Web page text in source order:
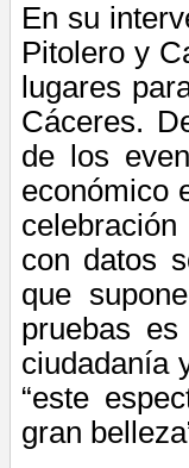
En su
Pitolero y
lugares
Cáceres.
de los
económico
con datos
que
pruebas
ciudadanía
“este
gran